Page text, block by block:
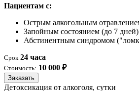
Пациентам с:
Острым алкогольным
Запойным состоянием (до 7 дней)
Абстинентным синдромом
Срок 24 часа
Стоимость: 10 000 ₽
Заказать
Детоксикация от алкоголя, сутки